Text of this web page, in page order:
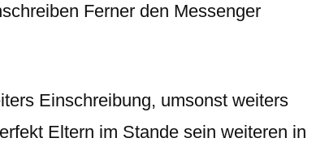
Ferner den Messenger
Einschreibung, umsonst weiters
Eltern im Stande sein weiteren in